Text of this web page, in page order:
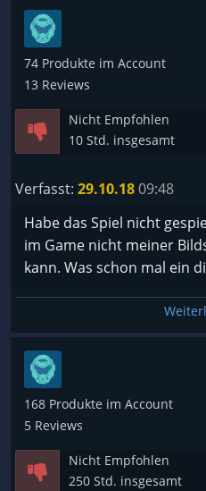
74 Produkte im Account
13 Reviews
Nicht Empfohlen
10 Std. insgesamt
Verfasst: 29.10.1809:48
Habe das Spiel nicht
im Game nicht meiner
kann. Was schon mal ein
168 Produkte im Account
5 Reviews
Nicht Empfohlen
250 Std. insgesamt